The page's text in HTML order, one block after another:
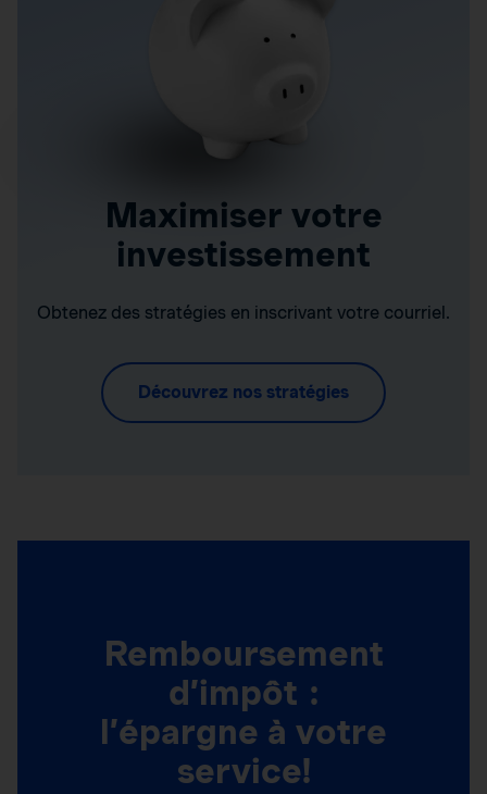
Maximiser votre
investissement
Obtenez des stratégies en inscrivant votre courriel.
Découvrez nos stratégies
Remboursement
d’impôt :
l’épargne à votre
service!